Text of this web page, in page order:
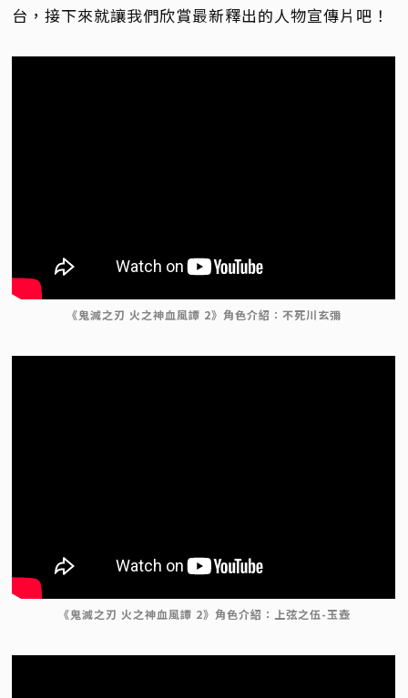
台，接下來就讓我們欣賞最新釋出的人物宣傳片吧！
《鬼滅之刃 火之神血風譚 2》角色介紹：不死川玄彌
《鬼滅之刃 火之神血風譚 2》角色介紹：上弦之伍-玉壺